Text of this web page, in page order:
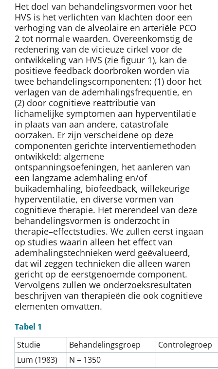
Het doel van behandelingsvormen voor het
HVS is het verlichten van klachten door een
verhoging van de alveolaire en arteriële PCO
2 tot normale waarden. Overeenkomstig de
redenering van de vicieuze cirkel voor de
ontwikkeling van HVS (zie figuur 1), kan de
positieve feedback doorbroken worden via
twee behandelingscomponenten: (1) door het
verlagen van de ademhalingsfrequentie, en
(2) door cognitieve reattributie van
lichamelijke symptomen aan hyperventilatie
in plaats van aan andere, catastrofale
oorzaken. Er zijn verscheidene op deze
componenten gerichte interventiemethoden
ontwikkeld: algemene
ontspanningsoefeningen, het aanleren van
een langzame ademhaling en/of
buikademhaling, biofeedback, willekeurige
hyperventilatie, en diverse vormen van
cognitieve therapie. Het merendeel van deze
behandelingsvormen is onderzocht in
therapie–effectstudies. We zullen eerst ingaan
op studies waarin alleen het effect van
ademhalingstechnieken werd geëvalueerd,
dat wil zeggen technieken die alleen waren
gericht op de eerstgenoemde component.
Vervolgens zullen we onderzoeksresultaten
beschrijven van therapieën die ook cognitieve
elementen omvatten.
Tabel 1
Studie
Behandelingsgroep
Controlegroep
Lum (1983)
N = 1350